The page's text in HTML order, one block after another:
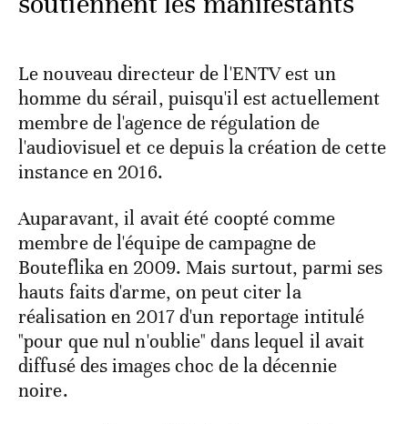
Le nouveau directeur de l'ENTV est un
homme du sérail, puisqu'il est actuellement
membre de l'agence de régulation de
l'audiovisuel et ce depuis la création de cette
instance en 2016.
Auparavant, il avait été coopté comme
membre de l'équipe de campagne de
Bouteflika en 2009. Mais surtout, parmi ses
hauts faits d'arme, on peut citer la
réalisation en 2017 d'un reportage intitulé
"pour que nul n'oublie" dans lequel il avait
diffusé des images choc de la décennie
noire.